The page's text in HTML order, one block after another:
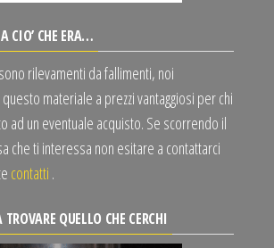
CIO’ CHE ERA…
rilevamenti da fallimenti, noi
materiale a prezzi vantaggiosi per chi
ad un eventuale acquisto. Se scorrendo il
che ti interessa non esitare a contattarci
contatti .
QUELLO CHE CERCHI